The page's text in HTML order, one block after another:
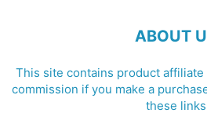
ABOUT
This site contains product affiliate
commission if you make a
these links